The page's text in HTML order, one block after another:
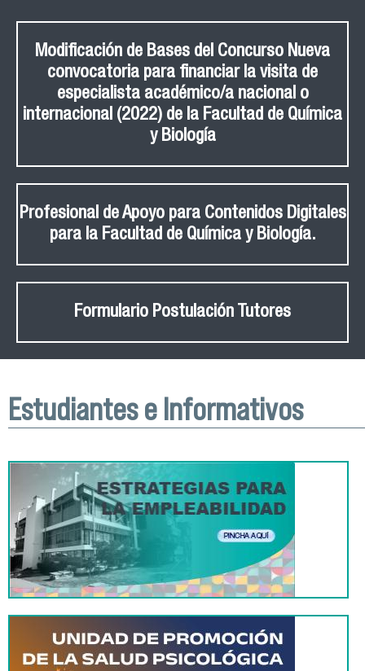
Modificación de Bases del Concurso Nueva
convocatoria para financiar la visita de
especialista académico/a nacional o
internacional (2022) de la Facultad de Química
y Biología
Profesional de Apoyo para Contenidos Digitales
para la Facultad de Química y Biología.
Formulario Postulación Tutores
Estudiantes e Informativos